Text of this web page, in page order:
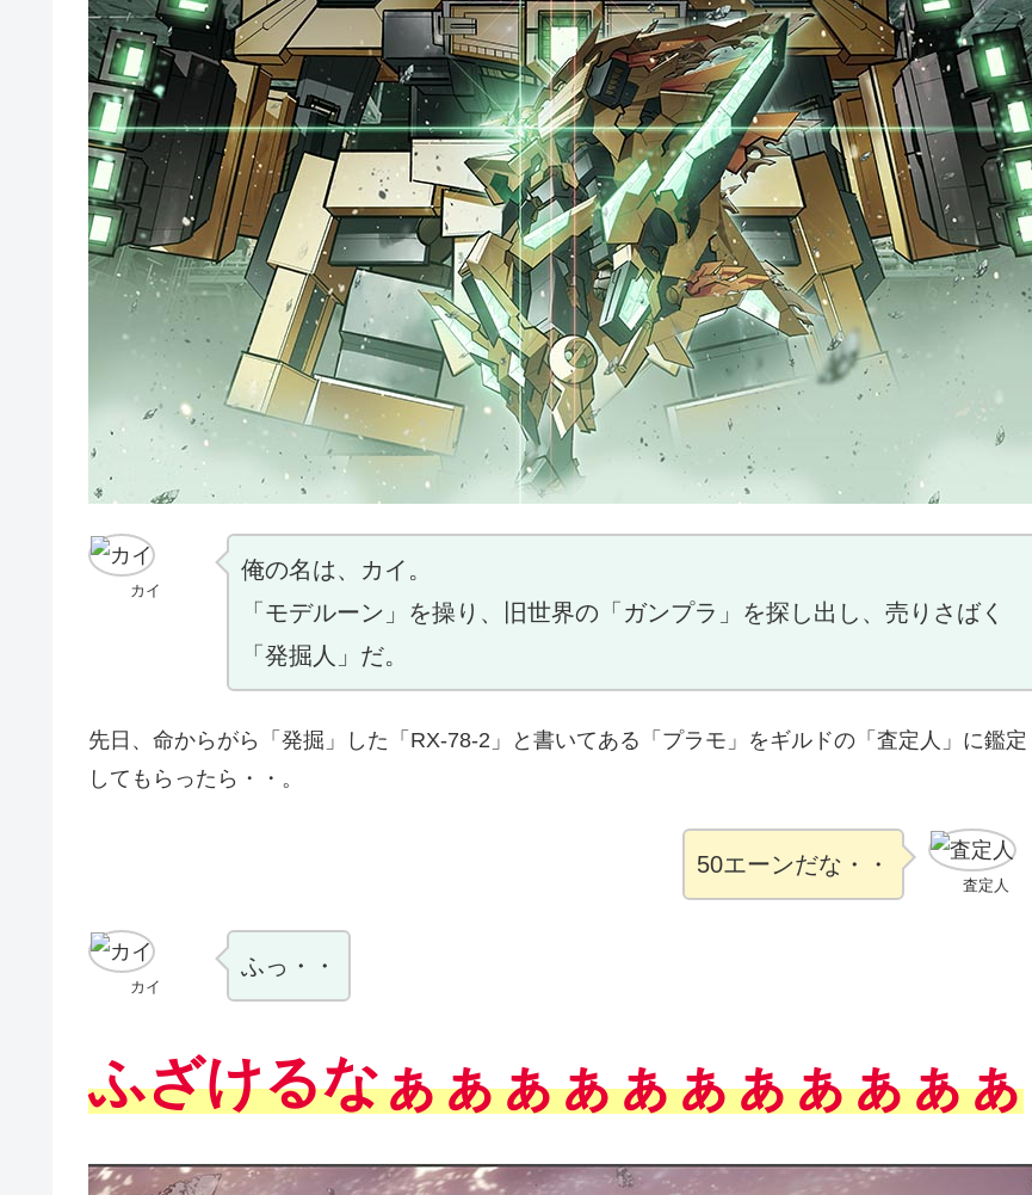
カイ
俺の名は、カイ。
「モデルーン」を操り、旧世界の「ガンプラ」を探し出し、売りさばく
「発掘人」だ。
先日、命からがら「発掘」した「RX-78-2」と書いてある「プラモ」をギルドの「査定人」に鑑定
してもらったら・・。
査定人
50エーンだな・・
カイ
ふっ・・
ふざけるなぁぁぁぁぁぁぁぁぁぁぁ